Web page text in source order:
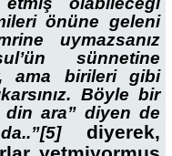
önüne geleni
uymazsanız
sünnetine
ama birileri gibi
Böyle bir
ara” diyen de
[5]
diyerek,